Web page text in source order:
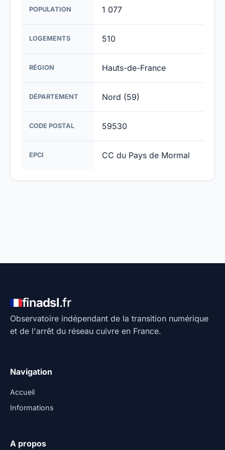
POPULATION 1 077
LOGEMENTS 510
RÉGION Hauts-de-France
DÉPARTEMENT Nord (59)
CODE POSTAL 59530
EPCI CC du Pays de Mormal
finadsl.fr
Observatoire indépendant de la transition numérique
et de l'arrêt du réseau cuivre en France.
Navigation
Accueil
Informations
A propos